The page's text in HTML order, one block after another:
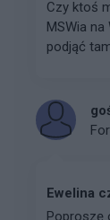
Czy ktoś
MSWia
podjąć
Ewelina
Poproszę